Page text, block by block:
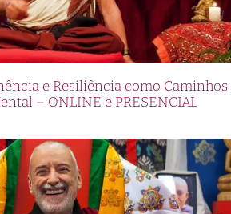
e Resiliência como Caminhos
– ONLINE e PRESENCIAL